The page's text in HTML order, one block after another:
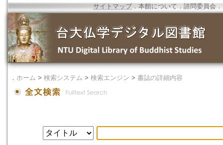
サイトマップ．本館について ． 諮問委員会 ．
． ホーム > 検索システム > 検索エンジン > 書誌の詳細内容